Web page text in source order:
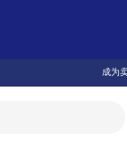
成为
乳头部位有肉粒，最